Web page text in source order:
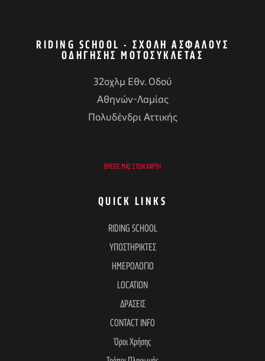
RIDING SCHOOL - ΣΧΟΛΉ ΑΣΦΑΛΟΎΣ
ΟΔΉΓΗΣΗΣ ΜΟΤΟΣΥΚΛΈΤΑΣ
32οχλμ Εθν. Οδού
Αθηνών-Λαμίας
Πολυδένδρι Αττικής
ΒΡΕΊΤΕ ΜΑΣ ΣΤΟΝ ΧΆΡΤΗ
QUICK LINKS
RIDING SCHOOL
ΥΠΟΣΤΗΡΙΚΤΕΣ
ΗΜΕΡΟΛΟΓΙΟ
LOCATION
ΔΡΑΣΕΙΣ
CONTACT INFO
Όροι Χρήσης